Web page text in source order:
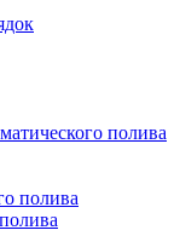
полива
полива